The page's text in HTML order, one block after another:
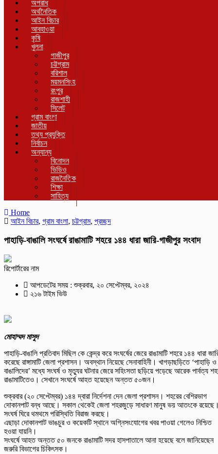
অপরাধ
অর্থনৈতিক
আইন বিচার
আবহাওয়া
কৃষি
খুলনা
গাজীপুর
চট্টগ্রাম
বরিশাল
ময়মনসিংহ
রংপুর
রাজশাহী
সিলেট
গ্রাম বাংলা
জাতীয়
তথ্য প্রযুক্তি
নির্বাচন
অন্যান্য
বিনোদন
ভিডিও
রাজনৈতিক
শিক্ষা
সাহিত্য
Home
আইন বিচার, গ্রাম বাংলা, চট্টগ্রাম, প্রচ্ছদ
পাহাড়ি-বাঙালি সংঘর্ষে রাঙামাটি শহরে ১৪৪ ধারা জারি-গাজীপুর সংবাদ
রিপোর্টারের নাম
আপডেটের সময় : শুক্রবার, ২০ সেপ্টেম্বর, ২০২৪
২১৬ টাইম ভিউ
মোহাম্মদ মাসুদ
পাহাড়ি-বাঙালি প্রতিবাদ মিছিল কে কেন্দ্র করে সংঘর্ষের জেরে রাঙামাটি শহরে ১৪৪ ধারা
করেছে রাঙ্গামাটি জেলা প্রশাসন। অবস্থান নিয়েছে সেনাবাহিনী। খাগড়াছড়িতে ‘পাহাড়ি ও
বাঙালিদের’ মধ্যে সংঘর্ষ ও মৃত্যুর ঘটনার জেরে সহিংসতা ছড়িয়ে পড়েছে আরেক পার্বত্য
রাঙামাটিতেও। সেখানে সংঘর্ষে আহত হয়েছেন অন্তত ৫০জন।
শুক্রবার (২০ সেপ্টেম্বর) ১৪৪ দ্বারা নির্দেশনা দেন জেলা প্রশাসন। শহরের বেশিরভাগ
দোকানপাট বন্ধ আছে। সকাল থেকেই জেলা শহরজুড়ে সাধারণ মানুষ ভয় আতংকে
সংঘর্ষ ঘিরে থমথমে পরিস্থিতি বিরাজ করছে।
এছাড়া দোকানপাট ভাঙচুর ও কয়েকটি স্থানে অগ্নিসংযোগের খবর পাওয়া গেলেও নিশ্চিত
হওয়া যায়নি।
সংঘর্ষে আহত অন্তত ৫০ জনকে রাঙামাটি সদর হাসপাতালে আনা হয়েছে বলে জানিয়েছেন
জরুরি বিভাগের চিকিৎসক।